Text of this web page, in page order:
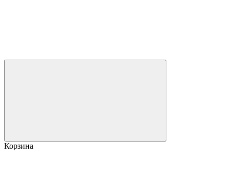
Корзина